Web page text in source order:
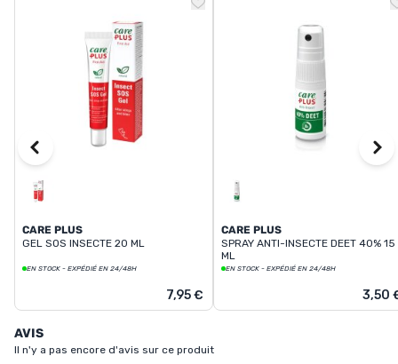
CARE PLUS
GEL SOS INSECTE 20 ML
EN STOCK - EXPÉDIÉ EN 24/48H
7,95 €
CARE PLUS
SPRAY ANTI-INSECTE DEET 40% 15
ML
EN STOCK - EXPÉDIÉ EN 24/48H
3,50
AVIS
Il n'y a pas encore d'avis sur ce produit